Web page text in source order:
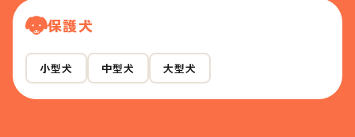
保護犬
小型犬 中型犬 大型犬